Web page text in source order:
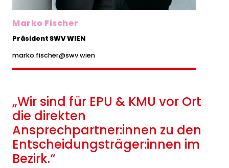
„Wir sind für EPU & KMU vor Ort
die direkten
Ansprechpartner:innen zu den
Entscheidungsträger:innen im
Bezirk.“
Marko Fischer
Präsident SWV WIEN
marko.fischer@swv.wien